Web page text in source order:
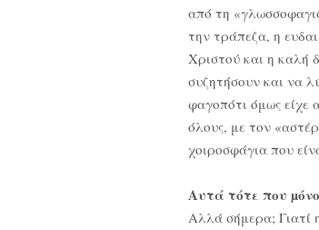
από τη
την τράπεζα, η
Χριστού και η καλή
συζητήσουν και να
φαγοπότι όμως είχε
όλους, με τον
χοιροσφάγια που
Αυτά τότε που µόνο
Αλλά σήμερα; Γιατί